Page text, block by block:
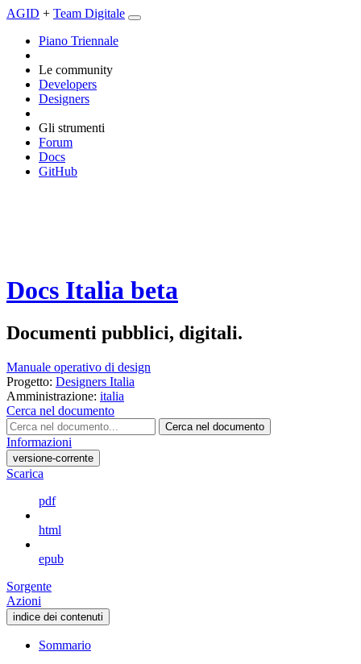
AGID + Team Digitale
Piano Triennale
Le community
Developers
Designers
Gli strumenti
Forum
Docs
GitHub
Docs Italia beta
Documenti pubblici, digitali.
Manuale operativo di design
Progetto: Designers Italia
Amministrazione: italia
Cerca nel documento
Cerca nel documento
Informazioni
versione-corrente
Scarica
pdf
html
epub
Sorgente
Azioni
indice dei contenuti
Sommario